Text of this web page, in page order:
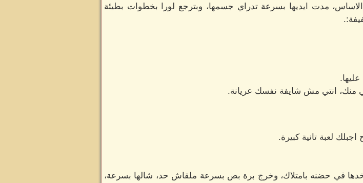
مدت ايديها بسرعة تدراي جسمها، وبترجع لورا بخطوات بطيئة
منك، انتي مش شايفة نفسك عريانة.
لعبة تانية كبيرة.
في حضنه بامتلاك، وخرج برة بص بسرعة ملقاش حد، شالها بسرعة،